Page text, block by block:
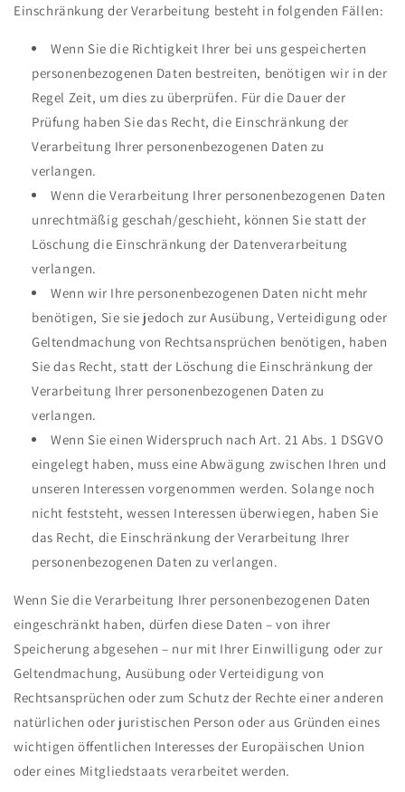
Einschränkung der Verarbeitung besteht in folgenden Fällen:
Wenn Sie die Richtigkeit Ihrer bei uns gespeicherten
personenbezogenen Daten bestreiten, benötigen wir in der
Regel Zeit, um dies zu überprüfen. Für die Dauer der
Prüfung haben Sie das Recht, die Einschränkung der
Verarbeitung Ihrer personenbezogenen Daten zu
verlangen.
Wenn die Verarbeitung Ihrer personenbezogenen Daten
unrechtmäßig geschah/geschieht, können Sie statt der
Löschung die Einschränkung der Datenverarbeitung
verlangen.
Wenn wir Ihre personenbezogenen Daten nicht mehr
benötigen, Sie sie jedoch zur Ausübung, Verteidigung oder
Geltendmachung von Rechtsansprüchen benötigen, haben
Sie das Recht, statt der Löschung die Einschränkung der
Verarbeitung Ihrer personenbezogenen Daten zu
verlangen.
Wenn Sie einen Widerspruch nach Art. 21 Abs. 1 DSGVO
eingelegt haben, muss eine Abwägung zwischen Ihren und
unseren Interessen vorgenommen werden. Solange noch
nicht feststeht, wessen Interessen überwiegen, haben Sie
das Recht, die Einschränkung der Verarbeitung Ihrer
personenbezogenen Daten zu verlangen.
Wenn Sie die Verarbeitung Ihrer personenbezogenen Daten
eingeschränkt haben, dürfen diese Daten – von ihrer
Speicherung abgesehen – nur mit Ihrer Einwilligung oder zur
Geltendmachung, Ausübung oder Verteidigung von
Rechtsansprüchen oder zum Schutz der Rechte einer anderen
natürlichen oder juristischen Person oder aus Gründen eines
wichtigen öffentlichen Interesses der Europäischen Union
oder eines Mitgliedstaats verarbeitet werden.